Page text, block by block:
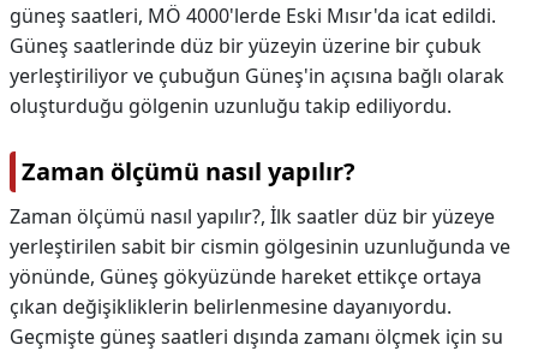
güneş saatleri, MÖ 4000'lerde Eski Mısır'da icat edildi.
Güneş saatlerinde düz bir yüzeyin üzerine bir çubuk
yerleştiriliyor ve çubuğun Güneş'in açısına bağlı olarak
oluşturduğu gölgenin uzunluğu takip ediliyordu.
Zaman ölçümü nasıl yapılır?
Zaman ölçümü nasıl yapılır?, İlk saatler düz bir yüzeye
yerleştirilen sabit bir cismin gölgesinin uzunluğunda ve
yönünde, Güneş gökyüzünde hareket ettikçe ortaya
çıkan değişikliklerin belirlenmesine dayanıyordu.
Geçmişte güneş saatleri dışında zamanı ölçmek için su